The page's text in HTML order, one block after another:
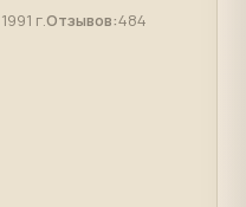
1991 г.Отзывов:484